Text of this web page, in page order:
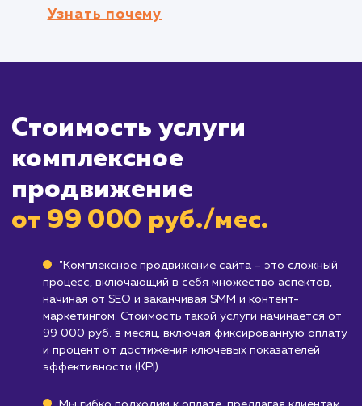
присутствия в интернете.
Кому не подходит данный
бюджетом : Комплексное продвижение
быть достаточно дорогостоящим, и малые
не быть готовы к таким инвестициям.
В то время как комплексное продвижение
может принести значительные результаты,
обычно требует времени, чтобы эти
проявились. Если вам нужны быстрые
результаты, эта услуга может не подходить.
Узнать почему